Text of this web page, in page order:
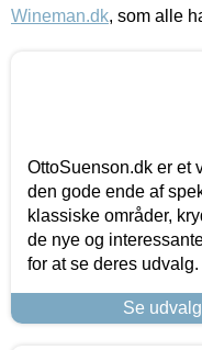
Wineman.dk, som alle
OttoSuenson.dk er et
den gode ende af
klassiske områder,
de nye og
for at se deres udvalg.
Se